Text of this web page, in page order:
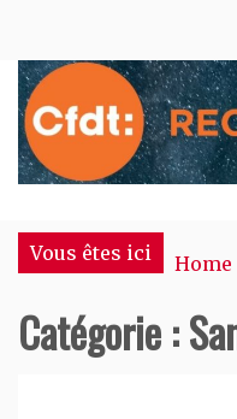
content
CFDT Recherche
Vous êtes ici Home
Catégorie :